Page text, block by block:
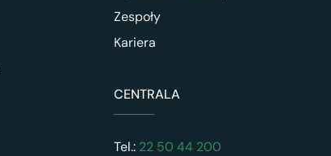
Zespoły
Kariera
CENTRALA
Tel.:22 50 44 200